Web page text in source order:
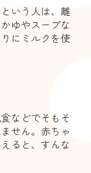
いう人は、離
ゆやスープな
にミルクを使
などでそもそ
せん。赤ちゃ
ると、すんな